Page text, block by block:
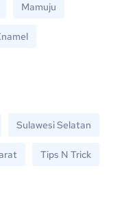
Mamuju
Sulawesi Selatan
Tips N Trick